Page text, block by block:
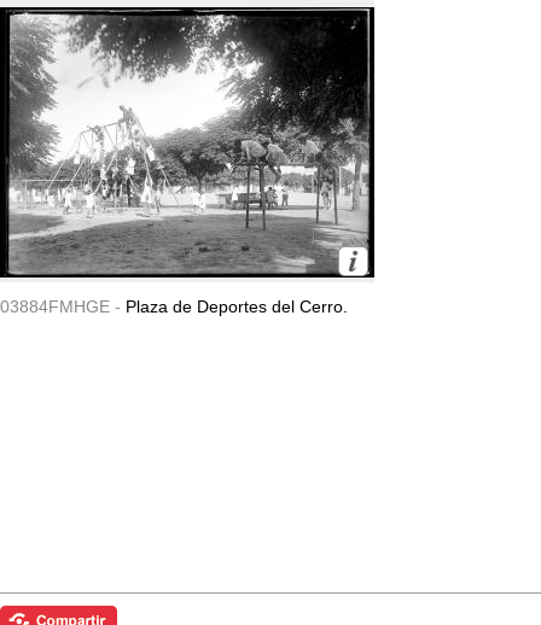
03884FMHGE - Plaza de Deportes del Cerro.